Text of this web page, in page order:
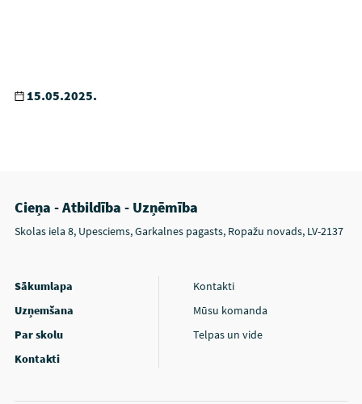
15.05.2025.
Cieņa - Atbildība - Uzņēmība
Skolas iela 8, Upesciems, Garkalnes pagasts, Ropažu novads, LV-2137
Sākumlapa
Uzņemšana
Par skolu
Kontakti
Kontakti
Mūsu komanda
Telpas un vide